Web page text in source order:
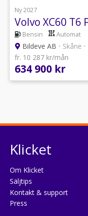
Ny 2027
Bensin Automat
Bildeve AB • Skåne •
fr. 10 287 kr/mån
634 900 kr
Klicket
Om Klicket
Säljtips
Kontakt & support
Press